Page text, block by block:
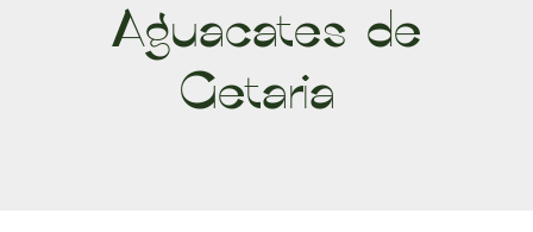
Aguacates de
Getaria